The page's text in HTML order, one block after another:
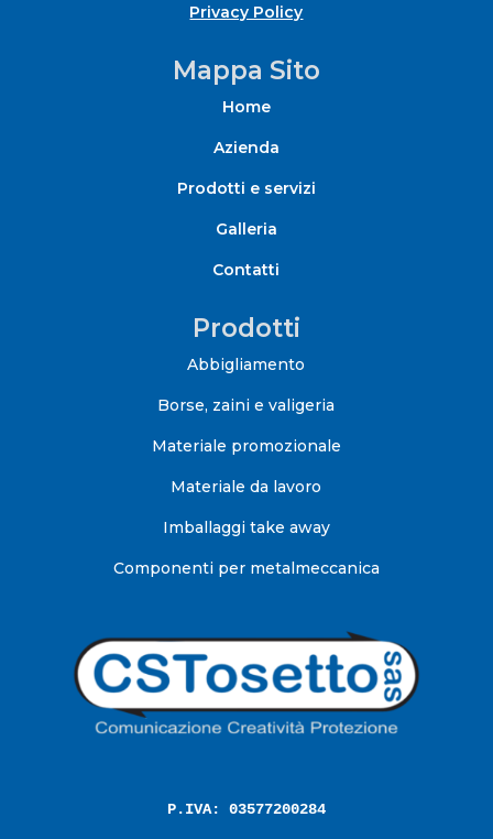
Privacy Policy
Mappa Sito
Home
Azienda
Prodotti e servizi
Galleria
Contatti
Prodotti
Abbigliamento
Borse, zaini e valigeria
Materiale promozionale
Materiale da lavoro
Imballaggi take away
Componenti per metalmeccanica
P.IVA: 03577200284